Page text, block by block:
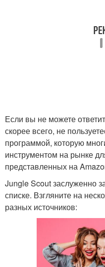
Если вы не можете
скорее всего, не
программой, которую
инструментом на рынке
представленных на
Jungle Scout заслуженно
списке. Взгляните на
разных источников: